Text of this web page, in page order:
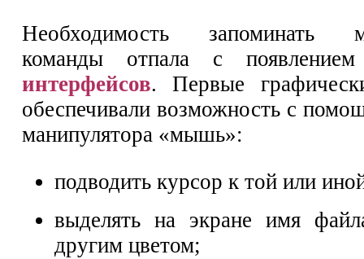
Необходимость запоминать
команды отпала с
интерфейсов. Первые
обеспечивали возможность с
манипулятора «мышь»:
подводить курсор к той или
выделять на экране имя
другим цветом;